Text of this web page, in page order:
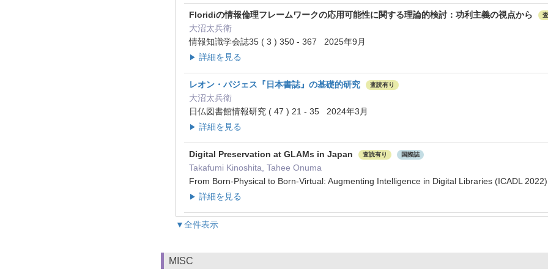
Floridiの情報倫理フレームワークの応用可能性に関する理論的検討：功利主義の視点から
大沼太兵衛
情報知識学会誌35 ( 3 ) 350 - 367 2025年9月
▶ 詳細を見る
レオン・パジェス『日本書誌』の基礎的研究 査読有り
大沼太兵衛
日仏図書館情報研究 ( 47 ) 21 - 35 2024年3月
▶ 詳細を見る
Digital Preservation at GLAMs in Japan 査読有り 国際誌
Takafumi Kinoshita, Tahee Onuma
From Born-Physical to Born-Virtual: Augmenting Intelligence in Digital Libraries (ICADL
▶ 詳細を見る
▼全件表示
MISC